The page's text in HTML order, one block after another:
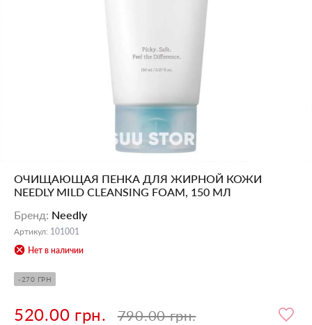
ОЧИЩАЮЩАЯ ПЕНКА ДЛЯ ЖИРНОЙ КОЖИ
NEEDLY MILD CLEANSING FOAM, 150 МЛ
Бренд: Needly
Артикул: 101001
Нет в наличии
-270 ГРН
520.00 грн. 790.00 грн.